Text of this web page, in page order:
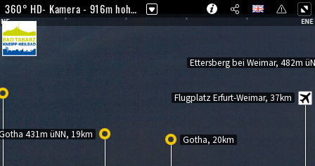
Gotha, 20km
Flugplatz Erfurt-Weimar, 37km
431m üNN, 19km
Ettersberg bei Weimar, 482m
ENE
360° HD- Kamera - 916m hoher "Großer Inselsberg" Thür. Wald